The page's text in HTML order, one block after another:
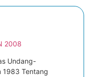
2008
Undang-
1983 Tentang